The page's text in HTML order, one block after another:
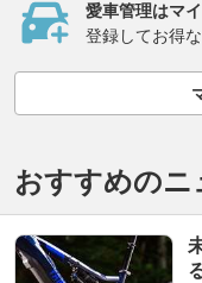
愛車管理はマ
登録してお得
おすすめのニ